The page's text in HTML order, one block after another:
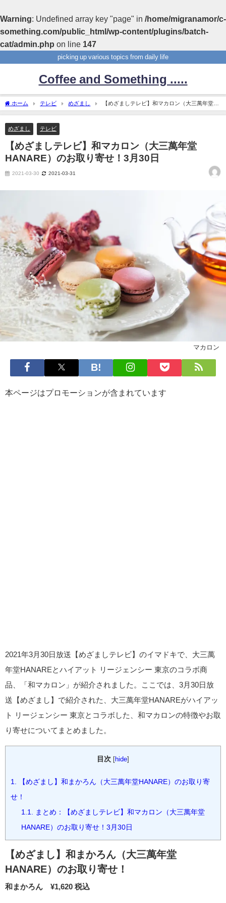
Warning: Undefined array key "page" in /home/migranamor/c-
something.com/public_html/wp-content/plugins/batch-
cat/admin.php on line 147
picking up various topics from daily life
Coffee and Something .....
ホーム テレビ めざまし
【めざましテレビ】和マカロン（大三萬年堂
HANARE）のお取り寄せ！3月30日
めざまし テレビ
【めざましテレビ】和マカロン（大三萬年堂
HANARE）のお取り寄せ！3月30日
2021-03-30 2021-03-31
マカロン
本ページはプロモーションが含まれています
2021年3月30日放送【めざましテレビ】のイマドキで、大三萬
年堂HANAREとハイアット リージェンシー 東京のコラボ商
品、「和マカロン」が紹介されました。ここでは、3月30日放
送【めざまし】で紹介された、大三萬年堂HANAREがハイアッ
ト リージェンシー 東京とコラボした、和マカロンの特徴やお取
り寄せについてまとめました。
目次 [hide]
1. 【めざまし】和まかろん（大三萬年堂HANARE）のお取り寄
せ！
1.1. まとめ：【めざましテレビ】和マカロン（大三萬年堂
HANARE）のお取り寄せ！3月30日
【めざまし】和まかろん（大三萬年堂
HANARE）のお取り寄せ！
和まかろん ¥1,620 税込